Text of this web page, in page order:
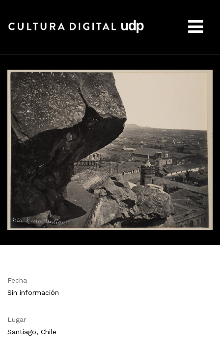
Fecha
Sin información
Lugar
Santiago, Chile